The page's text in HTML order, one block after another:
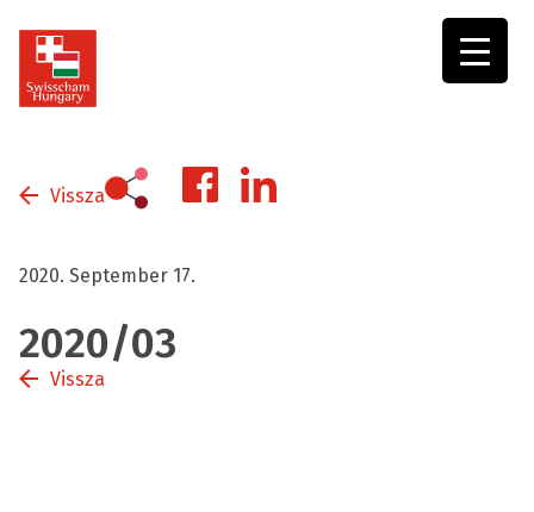
Vissza
2020. September 17.
2020/03
Vissza